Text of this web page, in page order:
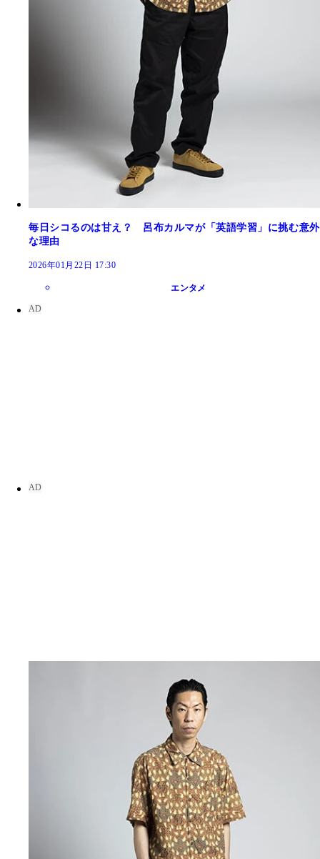
毎日シコるのは甘え？ 呂布カルマが「英語学習」に挑む意外
な理由
2026年01月22日 17:30
エンタメ